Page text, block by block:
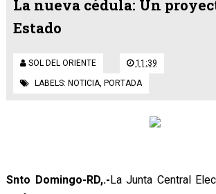
La nueva cédula: Un
Estado
SOL DEL ORIENTE 11:39
LABELS: NOTICIA, PORTADA
Snto Domingo-RD,.-La Junta Central